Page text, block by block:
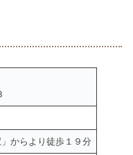
からより徒歩１９分